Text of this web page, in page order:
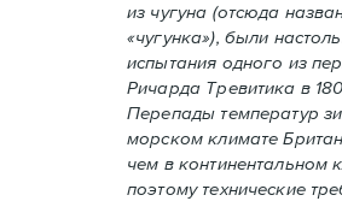
из чугуна (отсюда
«чугунка»), были
испытания одного из
Ричарда Тревитика в
Перепады температур
морском климате
чем в континентальном
поэтому технические